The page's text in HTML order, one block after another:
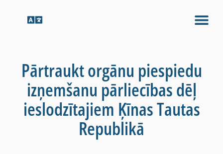
Pārtraukt orgānu piespiedu
izņemšanu pārliecības dēļ
ieslodzītajiem Ķīnas Tautas
Republikā